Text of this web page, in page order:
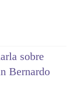
sobre
Bernardo